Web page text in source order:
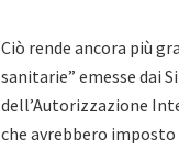
Ciò rende ancora più
sanitarie” emesse dai
dell’Autorizzazione
che avrebbero